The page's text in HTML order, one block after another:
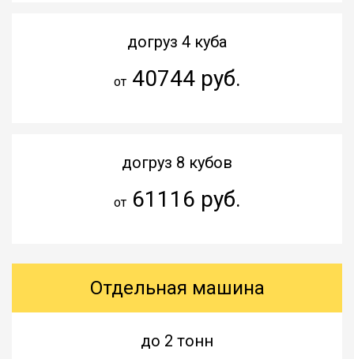
догруз 4 куба
от40744 руб.
догруз 8 кубов
от61116 руб.
Отдельная машина
до 2 тонн